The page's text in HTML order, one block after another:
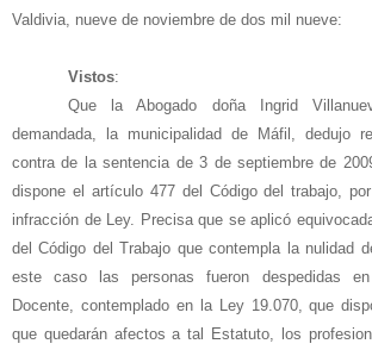
Valdivia, nueve de noviembre de dos mil nueve:
Vistos:
Que la Abogado doña Ingrid
demandada, la municipalidad de Máfil, dedujo
contra de la sentencia de 3 de septiembre de
dispone el artículo 477 del Código del trabajo,
infracción de Ley. Precisa que se aplicó
del Código del Trabajo que contempla la nulidad
este caso las personas fueron despedidas
Docente, contemplado en la Ley 19.070, que
que quedarán afectos a tal Estatuto, los